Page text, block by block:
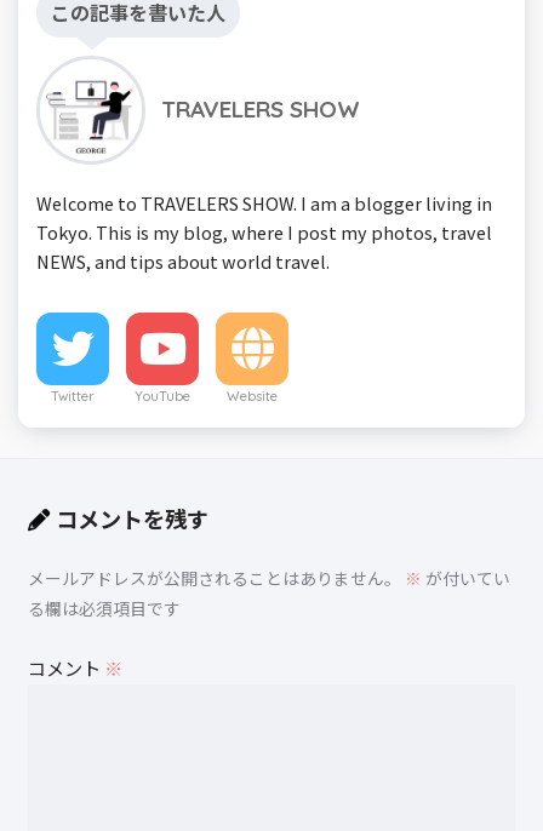
この記事を書いた人
TRAVELERS SHOW
Welcome to TRAVELERS SHOW. I am a blogger living in
Tokyo. This is my blog, where I post my photos, travel
NEWS, and tips about world travel.
Twitter YouTube Website
コメントを残す
メールアドレスが公開されることはありません。 ※ が付いてい
る欄は必須項目です
コメント ※